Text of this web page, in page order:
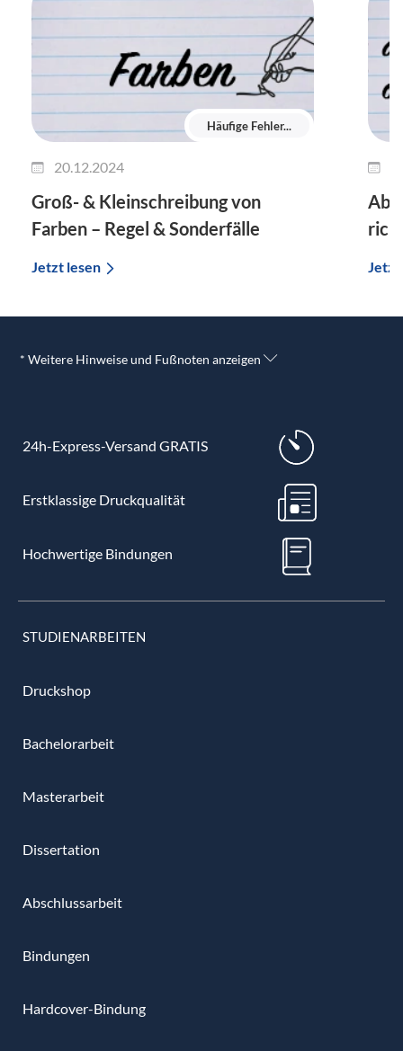
Häufige Fehler...
20.12.2024
Groß- & Kleinschreibung von
Farben – Regel & Sonderfälle
Jetzt lesen
Ab
* Weitere Hinweise und Fußnoten anzeigen
24h-Express-Versand GRATIS
Erstklassige Druckqualität
Hochwertige Bindungen
STUDIENARBEITEN
Druckshop
Bachelorarbeit
Masterarbeit
Dissertation
Abschlussarbeit
Bindungen
Hardcover-Bindung